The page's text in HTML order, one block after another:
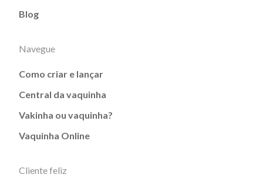
Blog
Navegue
Como criar e lançar
Central da vaquinha
Vakinha ou vaquinha?
Vaquinha Online
Cliente feliz